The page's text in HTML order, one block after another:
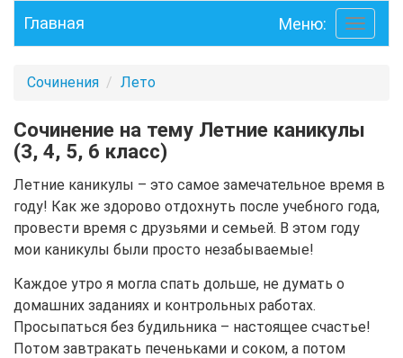
Toggle
Главная Меню:
Сочинения Лето
Сочинение на тему Летние каникулы
(3, 4, 5, 6 класс)
Летние каникулы – это самое замечательное время в
году! Как же здорово отдохнуть после учебного года,
провести время с друзьями и семьей. В этом году
мои каникулы были просто незабываемые!
Каждое утро я могла спать дольше, не думать о
домашних заданиях и контрольных работах.
Просыпаться без будильника – настоящее счастье!
Потом завтракать печеньками и соком, а потом